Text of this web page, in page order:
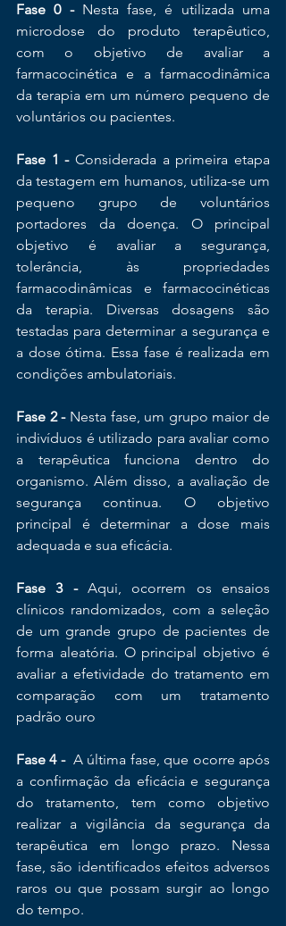
Fase 0 - Nesta fase, é utilizada uma
microdose do produto terapêutico,
com o objetivo de avaliar a
farmacocinética e a farmacodinâmica
da terapia em um número pequeno de
voluntários ou pacientes.
Fase 1 - Considerada a primeira etapa
da testagem em humanos, utiliza-se um
pequeno grupo de voluntários
portadores da doença. O principal
objetivo é avaliar a segurança,
tolerância, às propriedades
farmacodinâmicas e farmacocinéticas
da terapia. Diversas dosagens são
testadas para determinar a segurança e
a dose ótima. Essa fase é realizada em
condições ambulatoriais.
Fase 2 - Nesta fase, um grupo maior de
indivíduos é utilizado para avaliar como
a terapêutica funciona dentro do
organismo. Além disso, a avaliação de
segurança continua. O objetivo
principal é determinar a dose mais
adequada e sua eficácia.
Fase 3 - Aqui, ocorrem os ensaios
clínicos randomizados, com a seleção
de um grande grupo de pacientes de
forma aleatória. O principal objetivo é
avaliar a efetividade do tratamento em
comparação com um tratamento
padrão ouro
Fase 4 - A última fase, que ocorre após
a confirmação da eficácia e segurança
do tratamento, tem como objetivo
realizar a vigilância da segurança da
terapêutica em longo prazo. Nessa
fase, são identificados efeitos adversos
raros ou que possam surgir ao longo
do tempo.